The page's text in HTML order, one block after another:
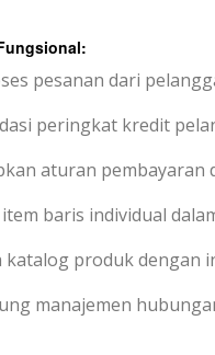
pesanan dari
peringkat kredit
aturan
baris individual
katalog produk dengan
manajemen